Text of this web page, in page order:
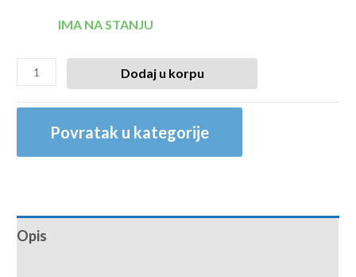
IMA NA STANJU
Dodaj u korpu
Povratak u kategorije
Opis